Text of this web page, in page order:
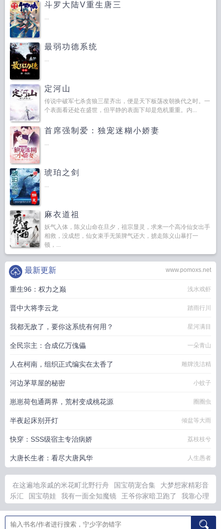
斗罗大陆V重生唐三
...
最弱功德系统
...
定河山
传说中破军七杀贪狼三星齐出，便是天下板荡改朝换代之时。一
个表面看还处在盛世，但平静的表面下却是危机重重。内...
首席强制爱：独宠迷糊小娇妻
...
琥珀之剑
...
麻衣道祖
妖气入体，陈义山命在旦夕，祖宗显灵，求来一个高冷仙女出手
相救，没成想，仙女束手无策脾气还大，掳走陈义山暴打一
顿，...
www.pomoxs.net
最新更新
重生96：权力之巅 浅水戏虾
晋中大将李云龙 踏雨行川
我都无敌了，要你这系统有何用？ 星河满目
全民宗主：合成亿万傀儡 一朵青山
人在柯南，组织正式编实在太香了 雕牌洗洁精
河边茅草屋的秘密 小蚊子
崽崽荷包通两界，荒村变成桃花源 圈圈虫
半夜起床别开灯 倾盆等大雨
快穿：SSS级宿主专治病娇 荔枝枝兮
大唐长生者：看尽大唐风华 人生愚者
在这遍地亲戚的米花町北野行舟 国宝萌宠合集
大梦想家精彩音
乐汇
国宝萌娃 我有一面全知魔镜 王爷你家暗卫跑了
我靠心理
皇全文免费阅读
天道阴阳五行是什么 谍战我能识别间谍免费
至